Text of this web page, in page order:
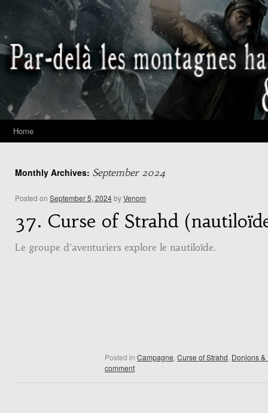
Home
Monthly Archives: September 2024
Posted on September 5, 2024byVenom
37. Curse of Strahd
Le groupe d’aventuriers explore le nautiloïde.
Posted in Campagne Curse of Strahd Donjons
comment